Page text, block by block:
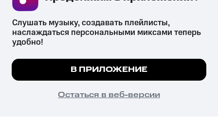
психотропных веществ, их аналогов причиняет вред здоровью,
их незаконный оборот запрещён и влечёт установленную
законодательством ответственность.
© 2026 ООО «КИОН».
Все права защищены
Мы используем куки, чтобы на сайте все
Подробнее
ПОНЯТНО
Слушать музыку, создавать плейлисты,
наслаждаться персональными миксами теперь
удобно!
В ПРИЛОЖЕНИЕ
Остаться в веб-версии